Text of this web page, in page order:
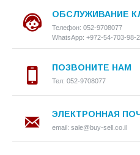
ОБСЛУЖИВАНИЕ
Телефон: 052-9708077
WhatsApp: +972-54-703-98-
ПОЗВОНИТЕ НАМ
Тел: 052-9708077
ЭЛЕКТРОННАЯ
email: sale@buy-sell.co.il